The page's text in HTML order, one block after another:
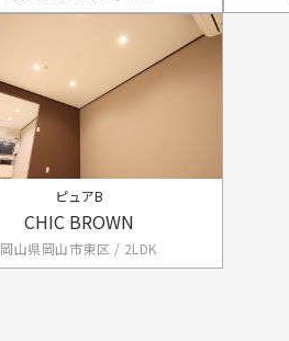
ピュアB
CHIC BROWN
岡山県岡山市東区 / 2LDK